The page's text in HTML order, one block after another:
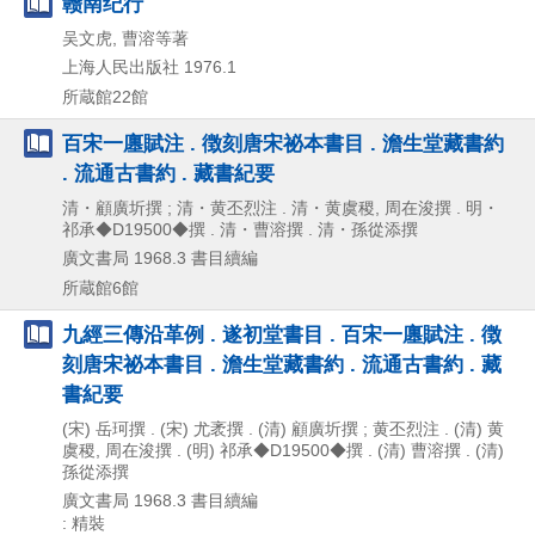
吴文虎, 曹溶等著
上海人民出版社 1976.1
所蔵館22館
百宋一廛賦注 . 徴刻唐宋祕本書目 . 澹生堂藏書約
. 流通古書約 . 藏書紀要
清・顧廣圻撰 ; 清・黄丕烈注 . 清・黄虞稷, 周在浚撰 . 明・
祁承◆D19500◆撰 . 清・曹溶撰 . 清・孫從添撰
廣文書局 1968.3 書目續編
所蔵館6館
九經三傳沿革例 . 遂初堂書目 . 百宋一廛賦注 . 徴
刻唐宋祕本書目 . 澹生堂藏書約 . 流通古書約 . 藏
書紀要
(宋) 岳珂撰 . (宋) 尤袤撰 . (清) 顧廣圻撰 ; 黄丕烈注 . (清) 黄
虞稷, 周在浚撰 . (明) 祁承◆D19500◆撰 . (清) 曹溶撰 . (清)
孫從添撰
廣文書局 1968.3 書目續編
: 精裝